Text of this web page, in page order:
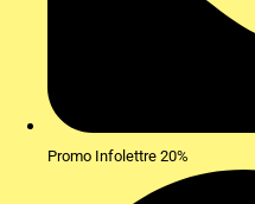
Promo Infolettre 20%